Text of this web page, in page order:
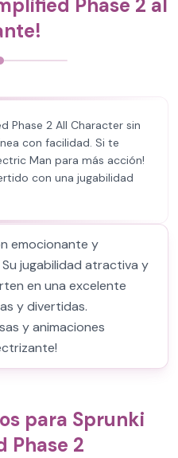
Phase 2 al
Phase 2 All Character sin
con facilidad. Si te
Man para más acción!
con una jugabilidad
emocionante y
jugabilidad atractiva y
en una excelente
y divertidas.
y animaciones
para Sprunki
Phase 2